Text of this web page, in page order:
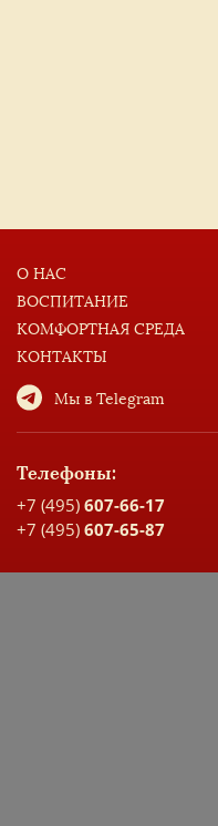
О НАС
ВОСПИТАНИЕ
КОМФОРТНАЯ СРЕДА
КОНТАКТЫ
Мы в Telegram
Телефоны:
+7 (495) 607-66-17
+7 (495) 607-65-87